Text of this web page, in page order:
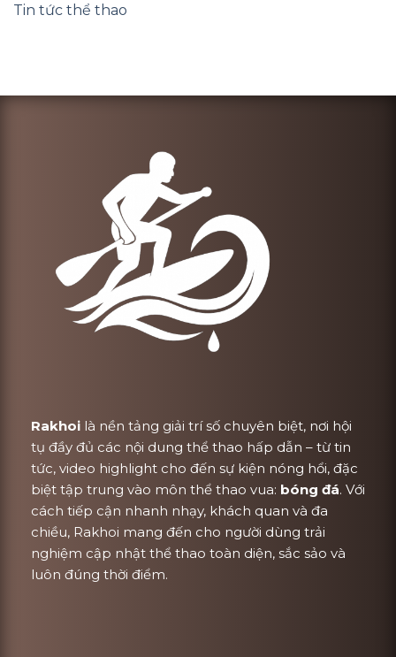
Tin tức thể thao
Rakhoi là nền tảng giải trí số chuyên biệt, nơi hội
tụ đầy đủ các nội dung thể thao hấp dẫn – từ tin
tức, video highlight cho đến sự kiện nóng hổi, đặc
biệt tập trung vào môn thể thao vua: bóng đá. Với
cách tiếp cận nhanh nhạy, khách quan và đa
chiều, Rakhoi mang đến cho người dùng trải
nghiệm cập nhật thể thao toàn diện, sắc sảo và
luôn đúng thời điểm.